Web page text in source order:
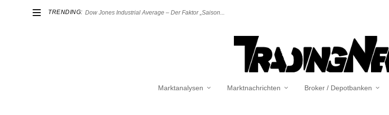
TRENDING: Dow Jones Industrial Average – Der Faktor „Saison...
Marktanalysen Marktnachrichten Broker / Depotbanken